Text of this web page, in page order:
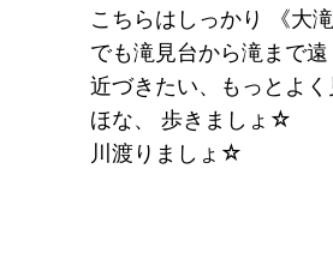
こちらはしっかり 《大
でも滝見台から滝まで
近づきたい、もっとよく
ほな、 歩きましょ☆
川渡りましょ☆